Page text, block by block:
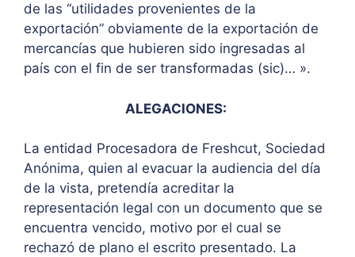
de las “utilidades provenientes de la
exportación” obviamente de la exportación de
mercancías que hubieren sido ingresadas al
país con el fin de ser transformadas (sic)… ».
ALEGACIONES:
La entidad Procesadora de Freshcut, Sociedad
Anónima, quien al evacuar la audiencia del día
de la vista, pretendía acreditar la
representación legal con un documento que se
encuentra vencido, motivo por el cual se
rechazó de plano el escrito presentado. La